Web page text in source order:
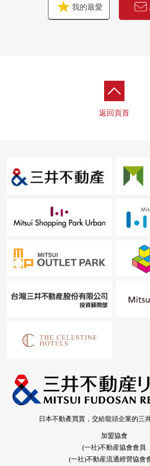
我的最愛
返回頁首
日本不動產買賣，交給龍頭企業的三
加盟協會
(一社)不動産協會會員
(一社)不動産流通經營協會